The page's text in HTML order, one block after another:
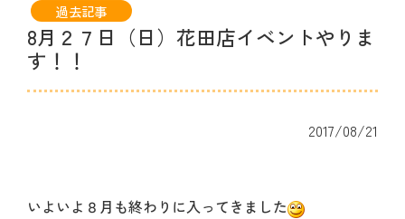
過去記事
8月２７日（日）花田店イベントやりま
す！！
2017/08/21
いよいよ８月も終わりに入ってきました